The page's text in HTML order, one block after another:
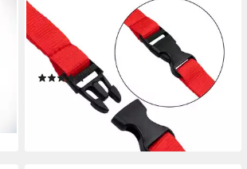
WEBBOMB
Schlüsselanhänger 3x Lanyard
unbedruckt Schlüsselbänder
Schlüsselband Umhängeband 20 mm
(1)
3,49 €
lieferbar - in 2-3 Werktagen bei dir
+10